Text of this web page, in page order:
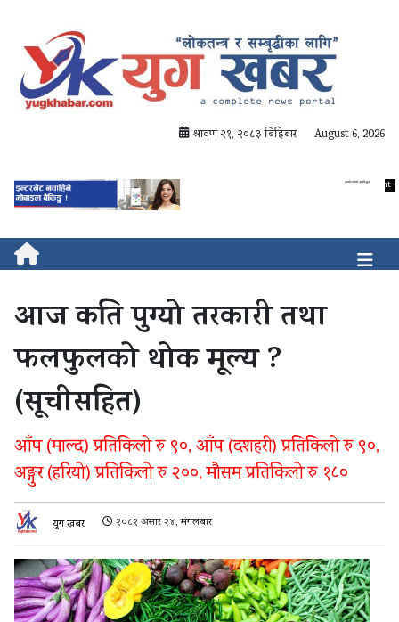
श्रावण २१, २०८३ बिहिबार August 6, 2026
आज कति पुग्यो तरकारी तथा
फलफुलको थोक मूल्य ?
(सूचीसहित)
आँप (माल्द) प्रतिकिलो रु ९०, आँप (दशहरी) प्रतिकिलो रु ९०,
अङ्गुर (हरियो) प्रतिकिलो रु २००, मौसम प्रतिकिलो रु १८०
युग खबर २०८२ असार २४, मंगलबार